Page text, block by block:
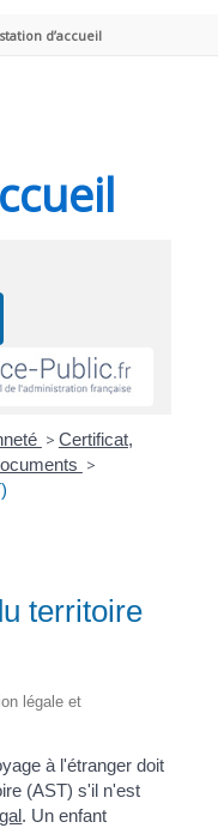
d’accueil
> Certificat,
>
territoire
légale et
à l'étranger doit
(AST) s'il n'est
. Un enfant